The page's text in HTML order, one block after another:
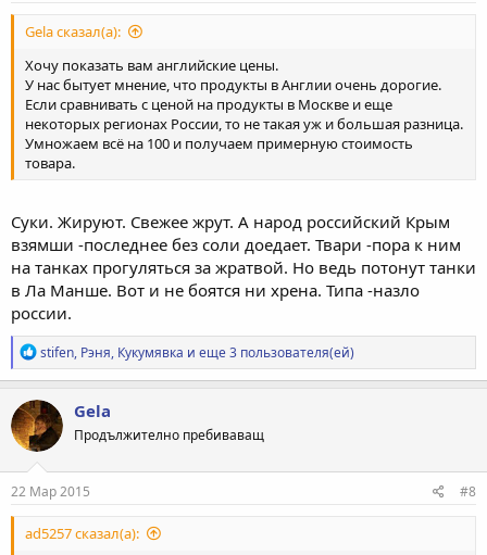
Gela сказал(а):
Хочу показать вам английские цены.
У нас бытует мнение, что продукты в Англии очень дорогие.
Если сравнивать с ценой на продукты в Москве и еще
некоторых регионах России, то не такая уж и большая разница.
Умножаем всё на 100 и получаем примерную стоимость
товара.
Суки. Жируют. Свежее жрут. А народ российский Крым
взямши -последнее без соли доедает. Твари -пора к ним
на танках прогуляться за жратвой. Но ведь потонут танки
в Ла Манше. Вот и не боятся ни хрена. Типа -назло
россии.
Р
е
а
к
ц
и
и
:
stifen, Рэня, Кукумявка и еще 3 пользователя(ей)
Gela
Продължително пребиваващ
22 Мар 2015 #8
ad5257 сказал(а):